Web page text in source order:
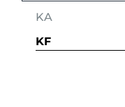
KA
KF